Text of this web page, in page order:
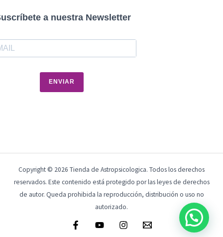
a nuestra Newsletter
ENVIAR
Copyright © 2026 Tienda de Astropsicologica. Todos los derechos
reservados. Este contenido está protegido por las leyes de derechos
de autor. Queda prohibida la reproducción, distribución o uso no
autorizado.